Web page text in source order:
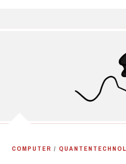
COMPUTER /